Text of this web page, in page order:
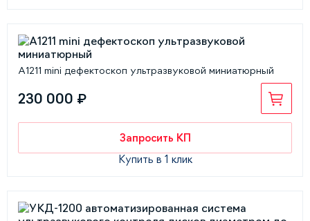
А1211 mini дефектоскоп ультразвуковой миниатюрный
230 000 ₽
Запросить КП
Купить в 1 клик